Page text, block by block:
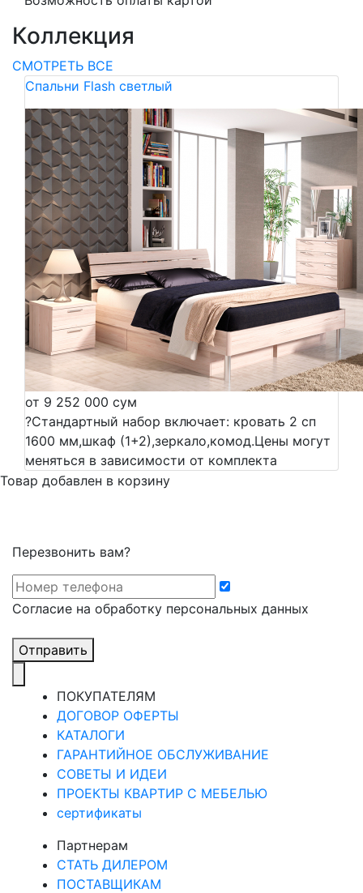
Коллекция
СМОТРЕТЬ ВСЕ
Спальни Flash светлый
от 9 252 000 сум
?Стандартный набор включает: кровать 2 сп
1600 мм,шкаф (1+2),зеркало,комод.Цены могут
меняться в зависимости от комплекта
Товар добавлен в корзину
Перезвонить вам?
Cогласие на обработку персональных данных
Отправить
ПОКУПАТЕЛЯМ
ДОГОВОР ОФЕРТЫ
КАТАЛОГИ
ГАРАНТИЙНОЕ ОБСЛУЖИВАНИЕ
СОВЕТЫ И ИДЕИ
ПРОЕКТЫ КВАРТИР С МЕБЕЛЬЮ
сертификаты
Партнерам
СТАТЬ ДИЛЕРОМ
ПОСТАВЩИКАМ